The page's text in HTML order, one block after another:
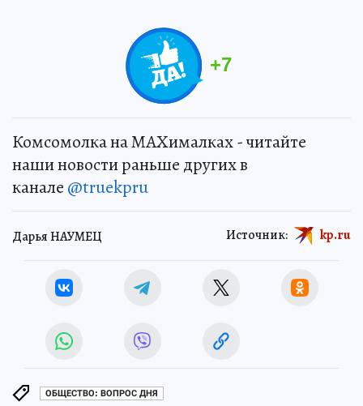
+7
Комсомолка на MAXималках - читайте
наши новости раньше других в
канале @truekpru
Дарья НАУМЕЦ Источник: kp.ru
ОБЩЕСТВО: ВОПРОС ДНЯ